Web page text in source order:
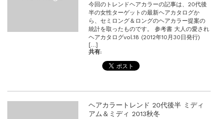
今回のトレンドヘアカラーの記事は、20代後
半の女性ターゲットの最新ヘアカタログか
ら、セミロング＆ロングのヘアカラー提案の
統計を取ったものです。 参考書 大人の愛され
ヘアカタログvol.18 (2012年10月30日発行)
[…]
共有:
ヘアカラートレンド 20代後半 ミディ
アム＆ミディ 2013秋冬